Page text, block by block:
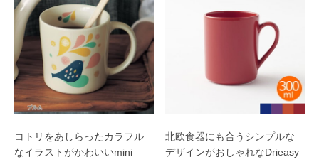
コトリをあしらったカラフル
なイラストがかわいいmini
北欧食器にも合うシンプルな
デザインがおしゃれなDrieasy